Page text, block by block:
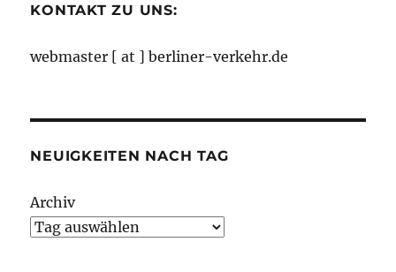
KONTAKT ZU UNS:
webmaster [ at ] berliner-verkehr.de
NEUIGKEITEN NACH TAG
Archiv